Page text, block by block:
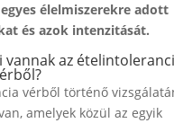
élelmiszerekre adott
és azok intenzitását.
vannak az
vérből történő
amelyek közül az egyik